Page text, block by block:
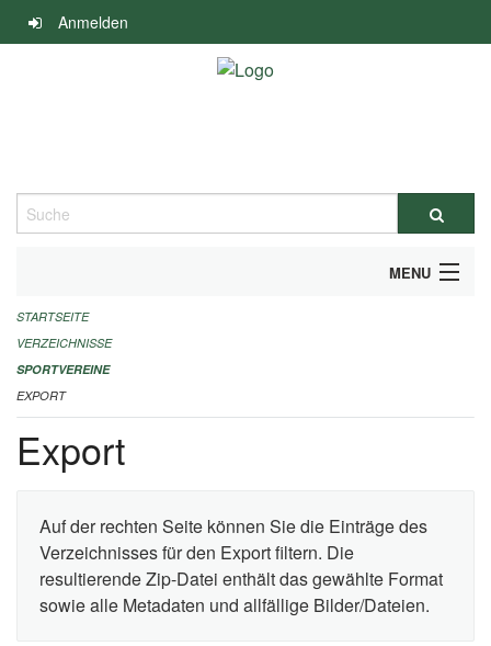
Navigation
überspringen
Anmelden
Suche
MENU
ALLGEMEINE INFORMATIONEN
FINANZIELLE UNTERSTÜTZUNG BENÖTIGT?
KONTAKT
STARTSEITE
VERZEICHNISSE
SPORTVEREINE
EXPORT
Export
Auf der rechten Seite können Sie die Einträge des
Verzeichnisses für den Export filtern. Die
resultierende Zip-Datei enthält das gewählte Format
sowie alle Metadaten und allfällige Bilder/Dateien.